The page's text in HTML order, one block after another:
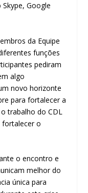
Google
da Equipe
funções
pediram
algo
novo horizonte
para fortalecer a
trabalho do CDL
o
o encontro e
melhor do
única para